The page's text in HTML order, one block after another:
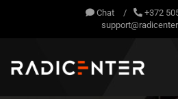
Chat / +372